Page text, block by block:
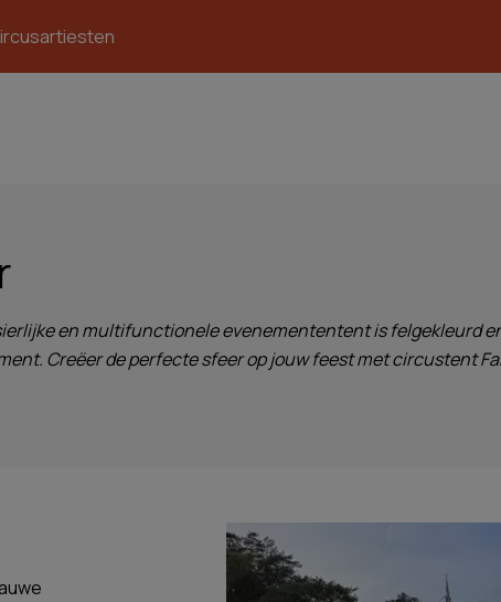
en multifunctionele evenemententent is felgekleurd
Creëer de perfecte sfeer op jouw feest met circustent